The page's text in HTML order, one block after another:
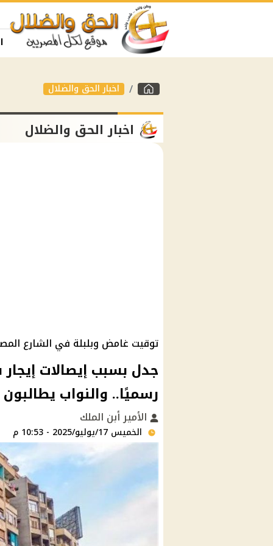
اخبار الحق والضلال
اخبار الحق والضلال
توقيت غامض وبلبلة في الشارع
جدل بسبب إيصالات إيجار
رسميًا.. والنواب
الأمير أبن الملك
الخميس 17/يوليو/2025 - 10:53 م